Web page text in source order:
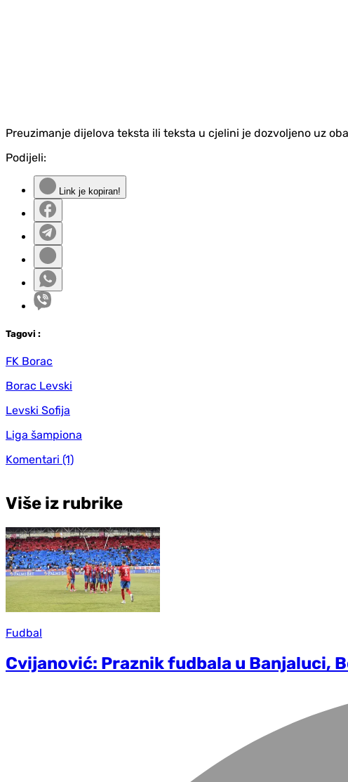
Preuzimanje dijelova teksta ili teksta u cjelini je dozvoljeno uz
Podijeli:
Link je kopiran!
Tagovi :
FK Borac
Borac Levski
Levski Sofija
Liga šampiona
Komentari (1)
Više iz rubrike
Fudbal
Cvijanović: Praznik fudbala u Banjaluci,